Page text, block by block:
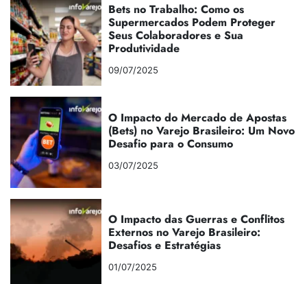
Bets no Trabalho: Como os
Supermercados Podem Proteger
Seus Colaboradores e Sua
Produtividade
09/07/2025
O Impacto do Mercado de Apostas
(Bets) no Varejo Brasileiro: Um Novo
Desafio para o Consumo
03/07/2025
O Impacto das Guerras e Conflitos
Externos no Varejo Brasileiro:
Desafios e Estratégias
01/07/2025